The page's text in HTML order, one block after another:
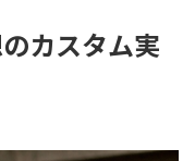
カスタム実